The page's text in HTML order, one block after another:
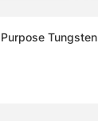
Tungsten